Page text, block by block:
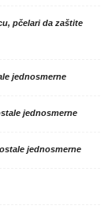
pčelari da zaštite
jednosmerne
jednosmerne
jednosmerne